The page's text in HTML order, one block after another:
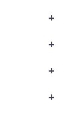
+
+
+
+